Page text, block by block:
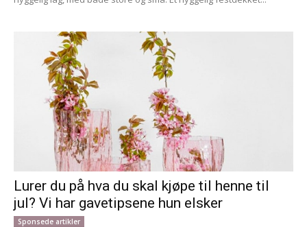
Lurer du på hva du skal kjøpe til henne til
jul? Vi har gavetipsene hun elsker
Sponsede artikler